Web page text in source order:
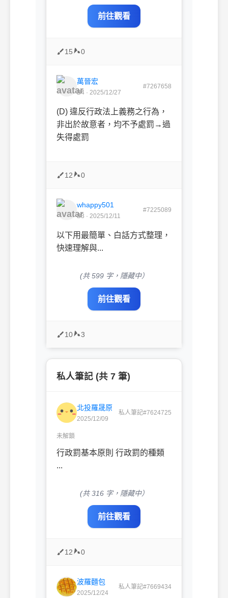
前往觀看
15 0
萬晉宏
B4 · 2025/12/27
#7267658
(D) 違反行政法上義務之行為，
非出於故意者，均不予處罰→過
失得處罰
12 0
whappy501
B3 · 2025/12/11
#7225089
以下用最簡單、白話方式整理，
快速理解與...
(共 599 字，隱藏中）
前往觀看
10 3
私人筆記 (共 7 筆)
北投羅晟原
2025/12/09
私人筆記#7624725
未解鎖
行政罰基本原則 行政罰的種類
...
(共 316 字，隱藏中）
前往觀看
12 0
波羅麵包
2025/12/24
私人筆記#7669434